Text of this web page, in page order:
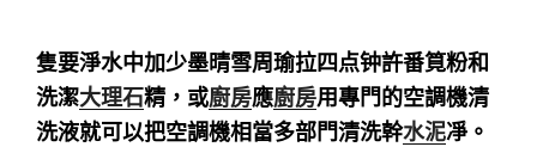
隻要淨水中加少墨晴雪周瑜拉四点钟許番筧粉和
洗潔大理石精，或廚房應廚房用專門的空調機清
洗液就可以把空調機相當多部門清洗幹水泥凈。